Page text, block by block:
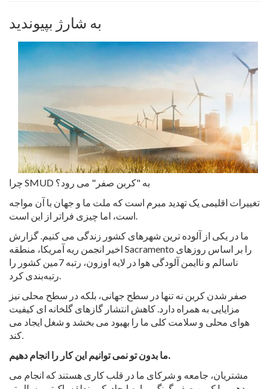
به شارژ بپیوندید
چرا SMUD به "کربن صفر" می رود؟
تغییرات اقلیمی یک تهدید مبرم است که ملت ما و جهان با آن مواجه
ما در یکی از آلوده ترین شهرهای کشور زندگی می کنیم. گزارش
اخیر انجمن ریه آمریکا، منطقه Sacramento را بر اساس روزهای
ناسالم و ناایمن آلودگی هوا در لایه اوزون، رتبه 7مین کشور را
صفر شدن کربن نه تنها در سطح جهانی، بلکه در سطح محلی نیز
مزایایی به همراه دارد. کاهش انتشار گازهای گلخانه ای کیفیت
هوای محلی و سلامت کلی ما را بهبود می بخشد و شغل ایجاد می
ما بدون تو نمی توانیم این کار را انجام دهیم.
مشتریان، جامعه و شرکای ما در قلب کاری هستند که انجام می